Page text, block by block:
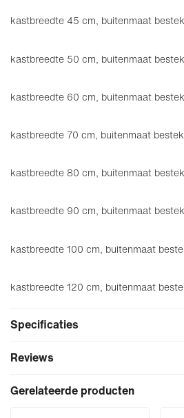
kastbreedte 45 cm, buitenmaat
kastbreedte 50 cm, buitenmaat
kastbreedte 60 cm, buitenmaat
kastbreedte 70 cm, buitenmaat
kastbreedte 80 cm, buitenmaat
kastbreedte 90 cm, buitenmaat
kastbreedte 100 cm, buitenmaat
kastbreedte 120 cm, buitenmaat
Specificaties
Reviews
Gerelateerde producten